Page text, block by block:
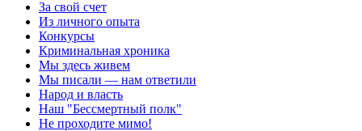
За свой счет
Из личного опыта
Конкурсы
Криминальная хроника
Мы здесь живем
Мы писали — нам ответили
Народ и власть
Наш "Бессмертный полк"
Не проходите мимо!